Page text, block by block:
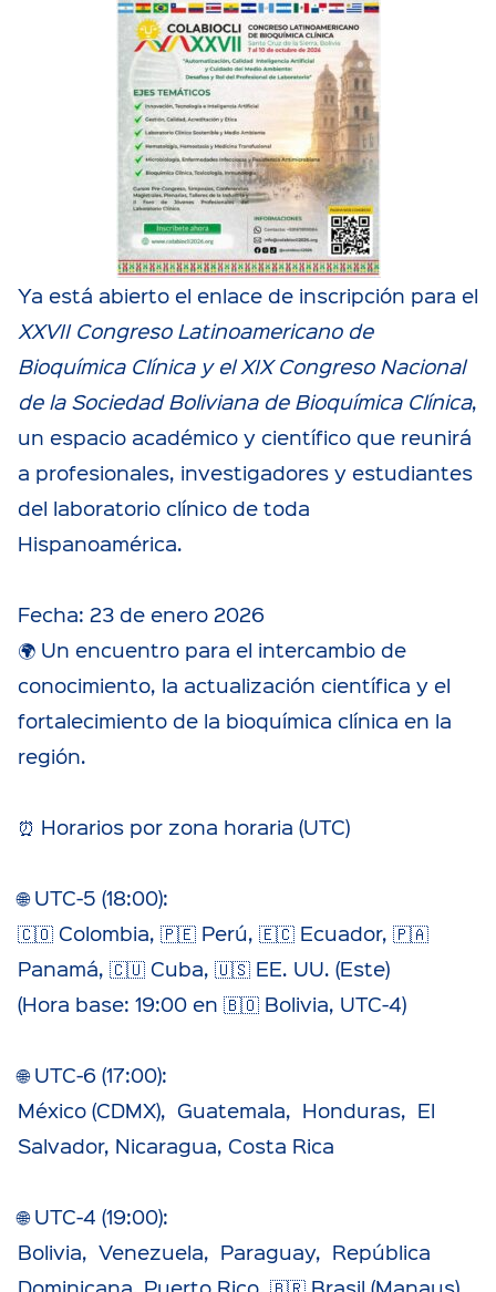
Ya está abierto el enlace de inscripción para el
XXVII Congreso Latinoamericano de
Bioquímica Clínica y el XIX Congreso Nacional
de la Sociedad Boliviana de Bioquímica Clínica,
un espacio académico y científico que reunirá
a profesionales, investigadores y estudiantes
del laboratorio clínico de toda
Hispanoamérica.
Fecha: 23 de enero 2026
🌍 Un encuentro para el intercambio de
conocimiento, la actualización científica y el
fortalecimiento de la bioquímica clínica en la
región.
⏰ Horarios por zona horaria (UTC)
🌐 UTC-5 (18:00):
🇨🇴 Colombia, 🇵🇪 Perú, 🇪🇨 Ecuador, 🇵🇦
Panamá, 🇨🇺 Cuba, 🇺🇸 EE. UU. (Este)
(Hora base: 19:00 en 🇧🇴 Bolivia, UTC-4)
🌐 UTC-6 (17:00):
México (CDMX), Guatemala, Honduras, El
Salvador, Nicaragua, Costa Rica
🌐 UTC-4 (19:00):
Bolivia, Venezuela, Paraguay, República